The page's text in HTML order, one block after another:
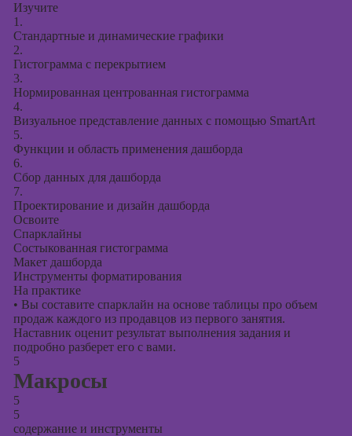
Изучите
1.
Стандартные и динамические графики
2.
Гистограмма с перекрытием
3.
Нормированная центрованная гистограмма
4.
Визуальное представление данных с помощью SmartArt
5.
Функции и область применения дашборда
6.
Сбор данных для дашборда
7.
Проектирование и дизайн дашборда
Освоите
Спарклайны
Состыкованная гистограмма
Макет дашборда
Инструменты форматирования
На практике
• Вы составите спарклайн на основе таблицы про объем
продаж каждого из продавцов из первого занятия.
Наставник оценит результат выполнения задания и
подробно разберет его с вами.
5
Макросы
5
5
содержание и инструменты